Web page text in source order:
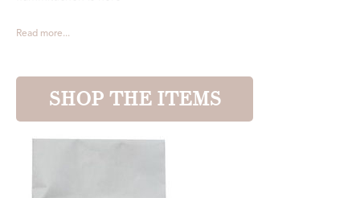
Read more...
SHOP THE ITEMS